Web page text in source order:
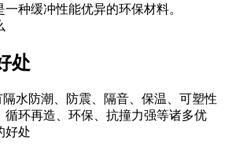
种缓冲性能优异的环保材料。
处
隔水防潮、防震、隔音、保温、可塑性
循环再造、环保、抗撞力强等诸多优